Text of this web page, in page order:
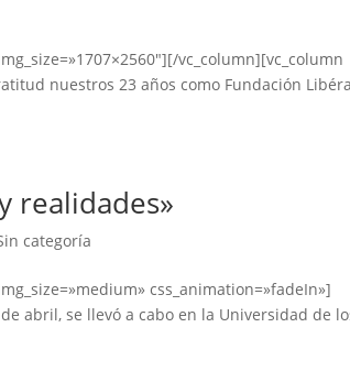
vc_column][vc_column
nuestros 23 años como Fundación
realidades»
categoría
css_animation=»fadeIn»]
abril, se llevó a cabo en la Universidad de